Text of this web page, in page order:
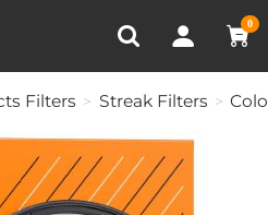
0
RECENT BEKEKEN
Filters Streak Filters